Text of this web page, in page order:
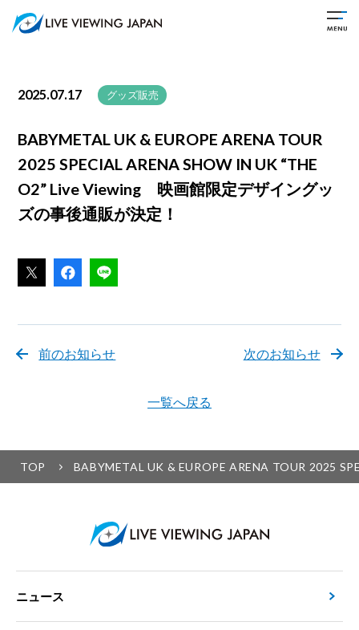
2025.07.17 グッズ販売
BABYMETAL UK & EUROPE ARENA TOUR
2025 SPECIAL ARENA SHOW IN UK “THE
O2” Live Viewing 映画館限定デザイングッ
ズの事後通販が決定！
前のお知らせ
一覧へ戻る
次のお知らせ
TOP BABYMETAL UK & EUROPE ARENA TOUR 2025
ニュース